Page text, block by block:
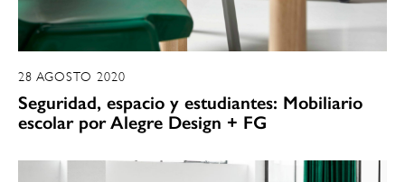
28 AGOSTO 2020
Seguridad, espacio y estudiantes: Mobiliario
escolar por Alegre Design + FG